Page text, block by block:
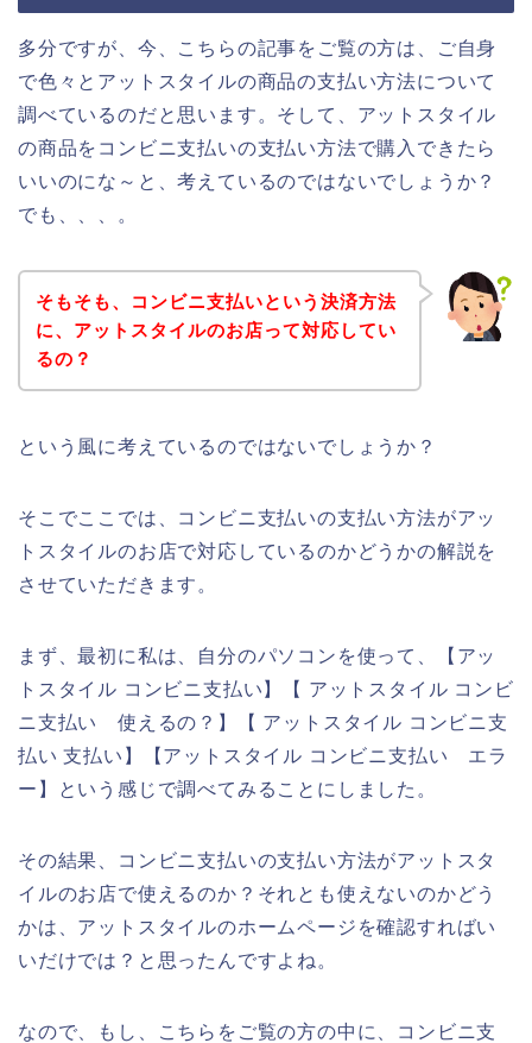
多分ですが、今、こちらの記事をご覧の方は、ご自身
で色々とアットスタイルの商品の支払い方法について
調べているのだと思います。そして、アットスタイル
の商品をコンビニ支払いの支払い方法で購入できたら
いいのにな～と、考えているのではないでしょうか？
でも、、、。
そもそも、コンビニ支払いという決済方法
に、アットスタイルのお店って対応してい
るの？
という風に考えているのではないでしょうか？
そこでここでは、コンビニ支払いの支払い方法がアッ
トスタイルのお店で対応しているのかどうかの解説を
させていただきます。
まず、最初に私は、自分のパソコンを使って、【アッ
トスタイル コンビニ支払い】【 アットスタイル コンビ
ニ支払い 使えるの？】【 アットスタイル コンビニ支
払い 支払い】【アットスタイル コンビニ支払い エラ
ー】という感じで調べてみることにしました。
その結果、コンビニ支払いの支払い方法がアットスタ
イルのお店で使えるのか？それとも使えないのかどう
かは、アットスタイルのホームページを確認すればい
いだけでは？と思ったんですよね。
なので、もし、こちらをご覧の方の中に、コンビニ支